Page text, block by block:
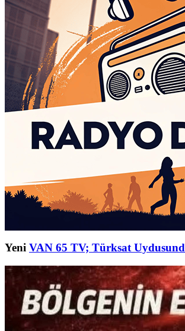
Yeni VAN 65 TV; Türksat